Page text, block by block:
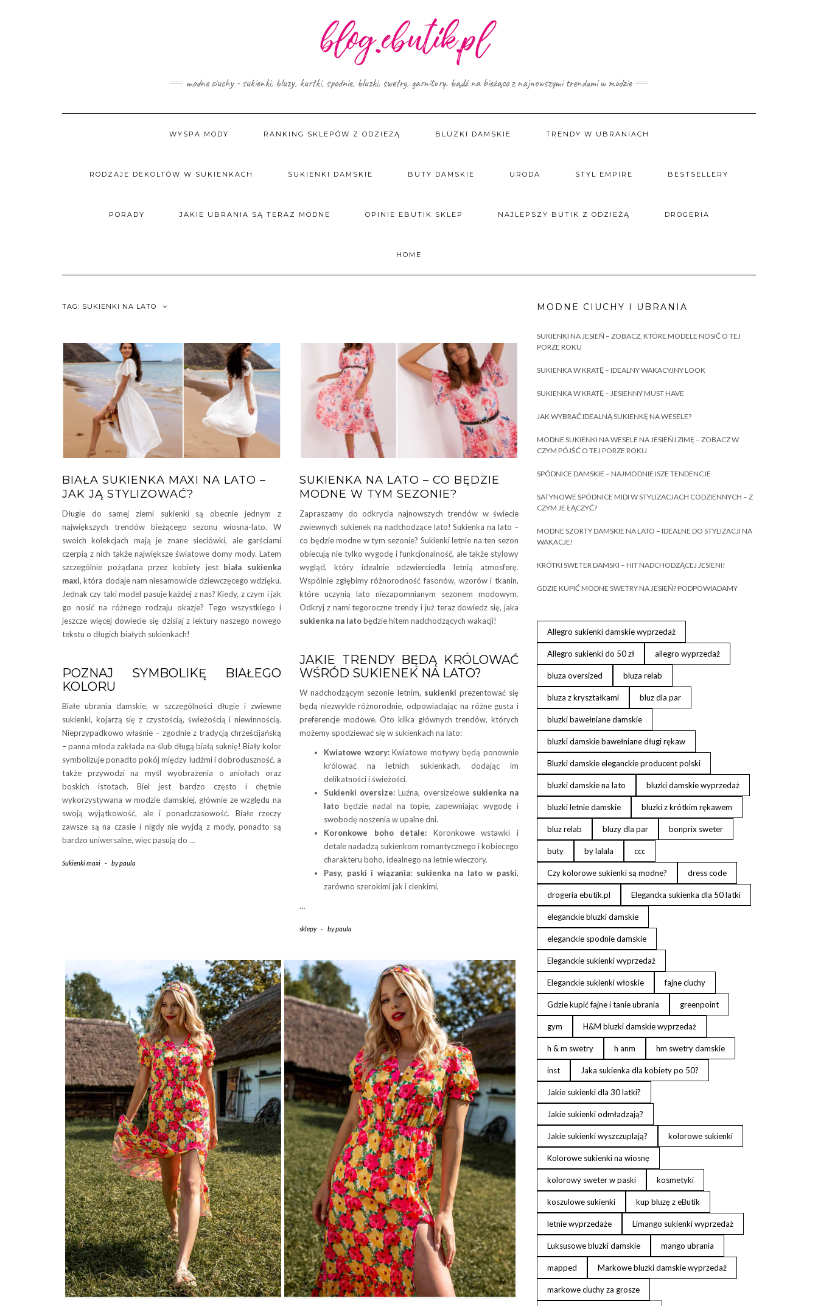
modne ciuchy - sukienki, bluzy, kurtki, spodnie, bluzki, swetry, garnitury. bądź na bieżąco z najnowszymi trendami w modzie
WYSPA MODY RANKING SKLEPÓW Z ODZIEŻĄ BLUZKI DAMSKIE TRENDY W UBRANIACH
RODZAJE DEKOLTÓW W SUKIENKACH SUKIENKI DAMSKIE BUTY DAMSKIE URODA STYL EMPIRE BESTSELLERY
PORADY JAKIE UBRANIA SĄ TERAZ MODNE OPINIE EBUTIK SKLEP NAJLEPSZY BUTIK Z ODZIEŻĄ DROGERIA
HOME
TAG: SUKIENKI NA LATO
BIAŁA SUKIENKA MAXI NA LATO –
JAK JĄ STYLIZOWAĆ?
Długie do samej ziemi sukienki są obecnie jednym z
największych trendów bieżącego sezonu wiosna-lato. W
swoich kolekcjach mają je znane sieciówki, ale garściami
czerpią z nich także największe światowe domy mody. Latem
szczególnie pożądana przez kobiety jest biała sukienka
maxi, która dodaje nam niesamowicie dziewczęcego wdzięku.
Jednak czy taki model pasuje każdej z nas? Kiedy, z czym i jak
go nosić na różnego rodzaju okazje? Tego wszystkiego i
jeszcze więcej dowiecie się dzisiaj z lektury naszego nowego
tekstu o długich białych sukienkach!
POZNAJ SYMBOLIKĘ BIAŁEGO
KOLORU
Białe ubrania damskie, w szczególności długie i zwiewne
sukienki, kojarzą się z czystością, świeżością i niewinnością.
Nieprzypadkowo właśnie – zgodnie z tradycją chrześcijańską
– panna młoda zakłada na ślub długą białą suknię! Biały kolor
symbolizuje ponadto pokój między ludźmi i dobroduszność, a
także przywodzi na myśl wyobrażenia o aniołach oraz
boskich istotach. Biel jest bardzo często i chętnie
wykorzystywana w modzie damskiej, głównie ze względu na
swoją wyjątkowość, ale i ponadczasowość. Białe rzeczy
zawsze są na czasie i nigdy nie wyjdą z mody, ponadto są
bardzo uniwersalne, więc pasują do …
Sukienki maxi - bypaula
SUKIENKA NA LATO – CO BĘDZIE
MODNE W TYM SEZONIE?
Zapraszamy do odkrycia najnowszych trendów w świecie
zwiewnych sukienek na nadchodzące lato! Sukienka na lato –
co będzie modne w tym sezonie? Sukienki letnie na ten sezon
obiecują nie tylko wygodę i funkcjonalność, ale także stylowy
wygląd, który idealnie odzwierciedla letnią atmosferę.
Wspólnie zgłębimy różnorodność fasonów, wzorów i tkanin,
które uczynią lato niezapomnianym sezonem modowym.
Odkryj z nami tegoroczne trendy i już teraz dowiedz się, jaka
sukienka na latobędzie hitem nadchodzących wakacji!
JAKIE TRENDY BĘDĄ KRÓLOWAĆ
WŚRÓD SUKIENEK NA LATO?
W nadchodzącym sezonie letnim, sukienki prezentować się
będą niezwykle różnorodnie, odpowiadając na różne gusta i
preferencje modowe. Oto kilka głównych trendów, których
możemy spodziewać się w sukienkach na lato:
Kwiatowe wzory:Kwiatowe motywy będą ponownie
królować na letnich sukienkach, dodając im
delikatności i świeżości.
Sukienki oversize: Luźna, oversize’owe sukienka na
lato będzie nadal na topie, zapewniając wygodę i
swobodę noszenia w upalne dni.
Koronkowe boho detale: Koronkowe wstawki i
detale nadadzą sukienkom romantycznego i kobiecego
charakteru boho, idealnego na letnie wieczory.
Pasy, paski i wiązania: sukienka na lato w paski,
zarówno szerokimi jak i cienkimi,
…
sklepy - bypaula
MODNE CIUCHY I UBRANIA
SUKIENKI NA JESIEŃ – ZOBACZ, KTÓRE MODELE NOSIĆ O TEJ
PORZE ROKU
SUKIENKA W KRATĘ – IDEALNY WAKACYJNY LOOK
SUKIENKA W KRATĘ – JESIENNY MUST HAVE
JAK WYBRAĆ IDEALNĄ SUKIENKĘ NA WESELE?
MODNE SUKIENKI NA WESELE NA JESIEŃ I ZIMĘ – ZOBACZ W
CZYM PÓJŚĆ O TEJ PORZE ROKU
SPÓDNICE DAMSKIE – NAJMODNIEJSZE TENDENCJE
SATYNOWE SPÓDNICE MIDI W STYLIZACJACH CODZIENNYCH – Z
CZYM JE ŁĄCZYĆ?
MODNE SZORTY DAMSKIE NA LATO – IDEALNE DO STYLIZACJI NA
WAKACJE!
KRÓTKI SWETER DAMSKI – HIT NADCHODZĄCEJ JESIENI!
GDZIE KUPIĆ MODNE SWETRY NA JESIEŃ? PODPOWIADAMY
Allegro sukienki damskie wyprzedaż
Allegro sukienki do 50 zł allegro wyprzedaż
bluza oversized bluza relab
bluza z kryształkami bluz dla par
bluzki bawełniane damskie
bluzki damskie bawełniane długi rękaw
Bluzki damskie eleganckie producent polski
bluzki damskie na lato bluzki damskie wyprzedaż
bluzki letnie damskie bluzki z krótkim rękawem
bluz relab bluzy dla par bonprix sweter
buty by lalala ccc
Czy kolorowe sukienki są modne? dress code
drogeria ebutik.pl Elegancka sukienka dla 50 latki
eleganckie bluzki damskie
eleganckie spodnie damskie
Eleganckie sukienki wyprzedaż
Eleganckie sukienki włoskie fajne ciuchy
Gdzie kupić fajne i tanie ubrania greenpoint
gym H&M bluzki damskie wyprzedaż
h & m swetry h anm hm swetry damskie
inst Jaka sukienka dla kobiety po 50?
Jakie sukienki dla 30 latki?
Jakie sukienki odmładzają?
Jakie sukienki wyszczuplają? kolorowe sukienki
Kolorowe sukienki na wiosnę
kolorowy sweter w paski kosmetyki
koszulowe sukienki kup bluzę z eButik
letnie wyprzedaże Limango sukienki wyprzedaż
Luksusowe bluzki damskie mango ubrania
mapped Markowe bluzki damskie wyprzedaż
markowe ciuchy za grosze